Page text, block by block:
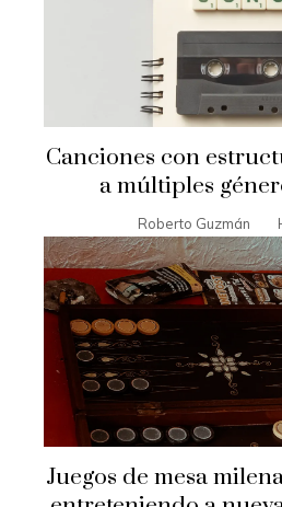
Canciones con
a múltiples
Roberto Guzmán
Juegos de mesa